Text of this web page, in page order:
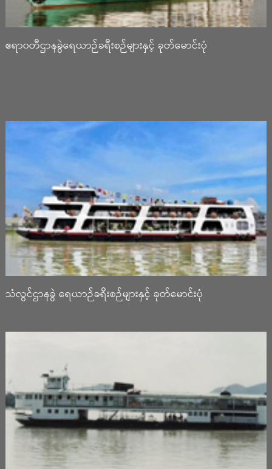
ဧရာ၀တီဌာနခွဲရေယာဉ်ခရီးစဉ်များနှင့် ခုတ်မောင်းပုံ
သံလွင်ဌာနခွဲ ရေယာဉ်ခရီးစဉ်များနှင့် ခုတ်မောင်းပုံ